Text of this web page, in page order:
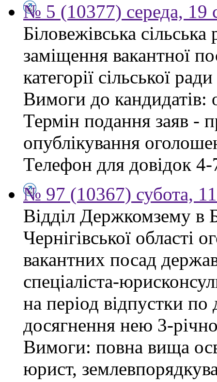
№ 5 (10377) середа, 19
Біловежівська
заміщення вакантної
категорії сільської
Вимоги до кандидатів:
Термін подання заяв -
опублікування
Телефон для довідок
№ 97 (10367) субота,
Відділ Держкомзему в
Чернігівської області
вакантних посад
спеціаліста-
на період відпустки
досягнення нею 3-
Вимоги: повна вища
юрист,